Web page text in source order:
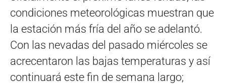
condiciones meteorológicas muestran que
la estación más fría del año se adelantó.
Con las nevadas del pasado miércoles se
acrecentaron las bajas temperaturas y así
continuará este fin de semana largo;